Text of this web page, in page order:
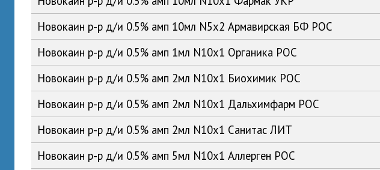
Новокаин р-р д/и 0.5% амп 10мл N5x2 Армавирская БФ РОС
Новокаин р-р д/и 0.5% амп 1мл N10x1 Органика РОС
Новокаин р-р д/и 0.5% амп 2мл N10x1 Биохимик РОС
Новокаин р-р д/и 0.5% амп 2мл N10x1 Дальхимфарм РОС
Новокаин р-р д/и 0.5% амп 2мл N10x1 Санитас ЛИТ
Новокаин р-р д/и 0.5% амп 5мл N10x1 Аллерген РОС